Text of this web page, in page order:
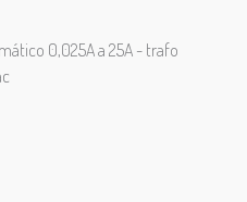
0,025A a 25A - trafo